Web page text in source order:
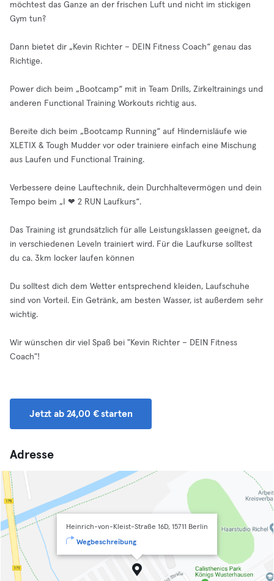
möchtest das Ganze an der frischen Luft und nicht im stickigen
Gym tun?
Dann bietet dir „Kevin Richter – DEIN Fitness Coach“ genau das
Richtige.
Power dich beim „Bootcamp“ mit in Team Drills, Zirkeltrainings und
anderen Functional Training Workouts richtig aus.
Bereite dich beim „Bootcamp Running“ auf Hindernisläufe wie
XLETIX & Tough Mudder vor oder trainiere einfach eine Mischung
aus Laufen und Functional Training.
Verbessere deine Lauftechnik, dein Durchhaltevermögen und dein
Tempo beim „I ❤ 2 RUN Laufkurs“.
Das Training ist grundsätzlich für alle Leistungsklassen geeignet, da
in verschiedenen Leveln trainiert wird. Für die Laufkurse solltest
du ca. 3km locker laufen können
Du solltest dich dem Wetter entsprechend kleiden, Laufschuhe
sind von Vorteil. Ein Getränk, am besten Wasser, ist außerdem sehr
wichtig.
Wir wünschen dir viel Spaß bei "Kevin Richter – DEIN Fitness
Coach"!
Jetzt ab 24,00 € starten
Adresse
Heinrich-von-Kleist-Straße 16D, 15711 Berlin
Wegbeschreibung